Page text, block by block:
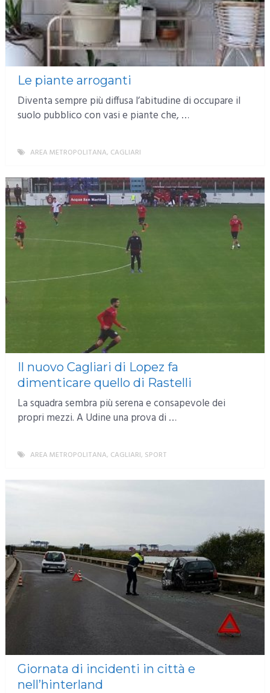
Le piante arroganti
Diventa sempre più diffusa l’abitudine di occupare il
suolo pubblico con vasi e piante che, …
AREA METROPOLITANA, CAGLIARI
Il nuovo Cagliari di Lopez fa
dimenticare quello di Rastelli
La squadra sembra più serena e consapevole dei
propri mezzi. A Udine una prova di …
AREA METROPOLITANA, CAGLIARI, SPORT
Giornata di incidenti in città e
nell’hinterland